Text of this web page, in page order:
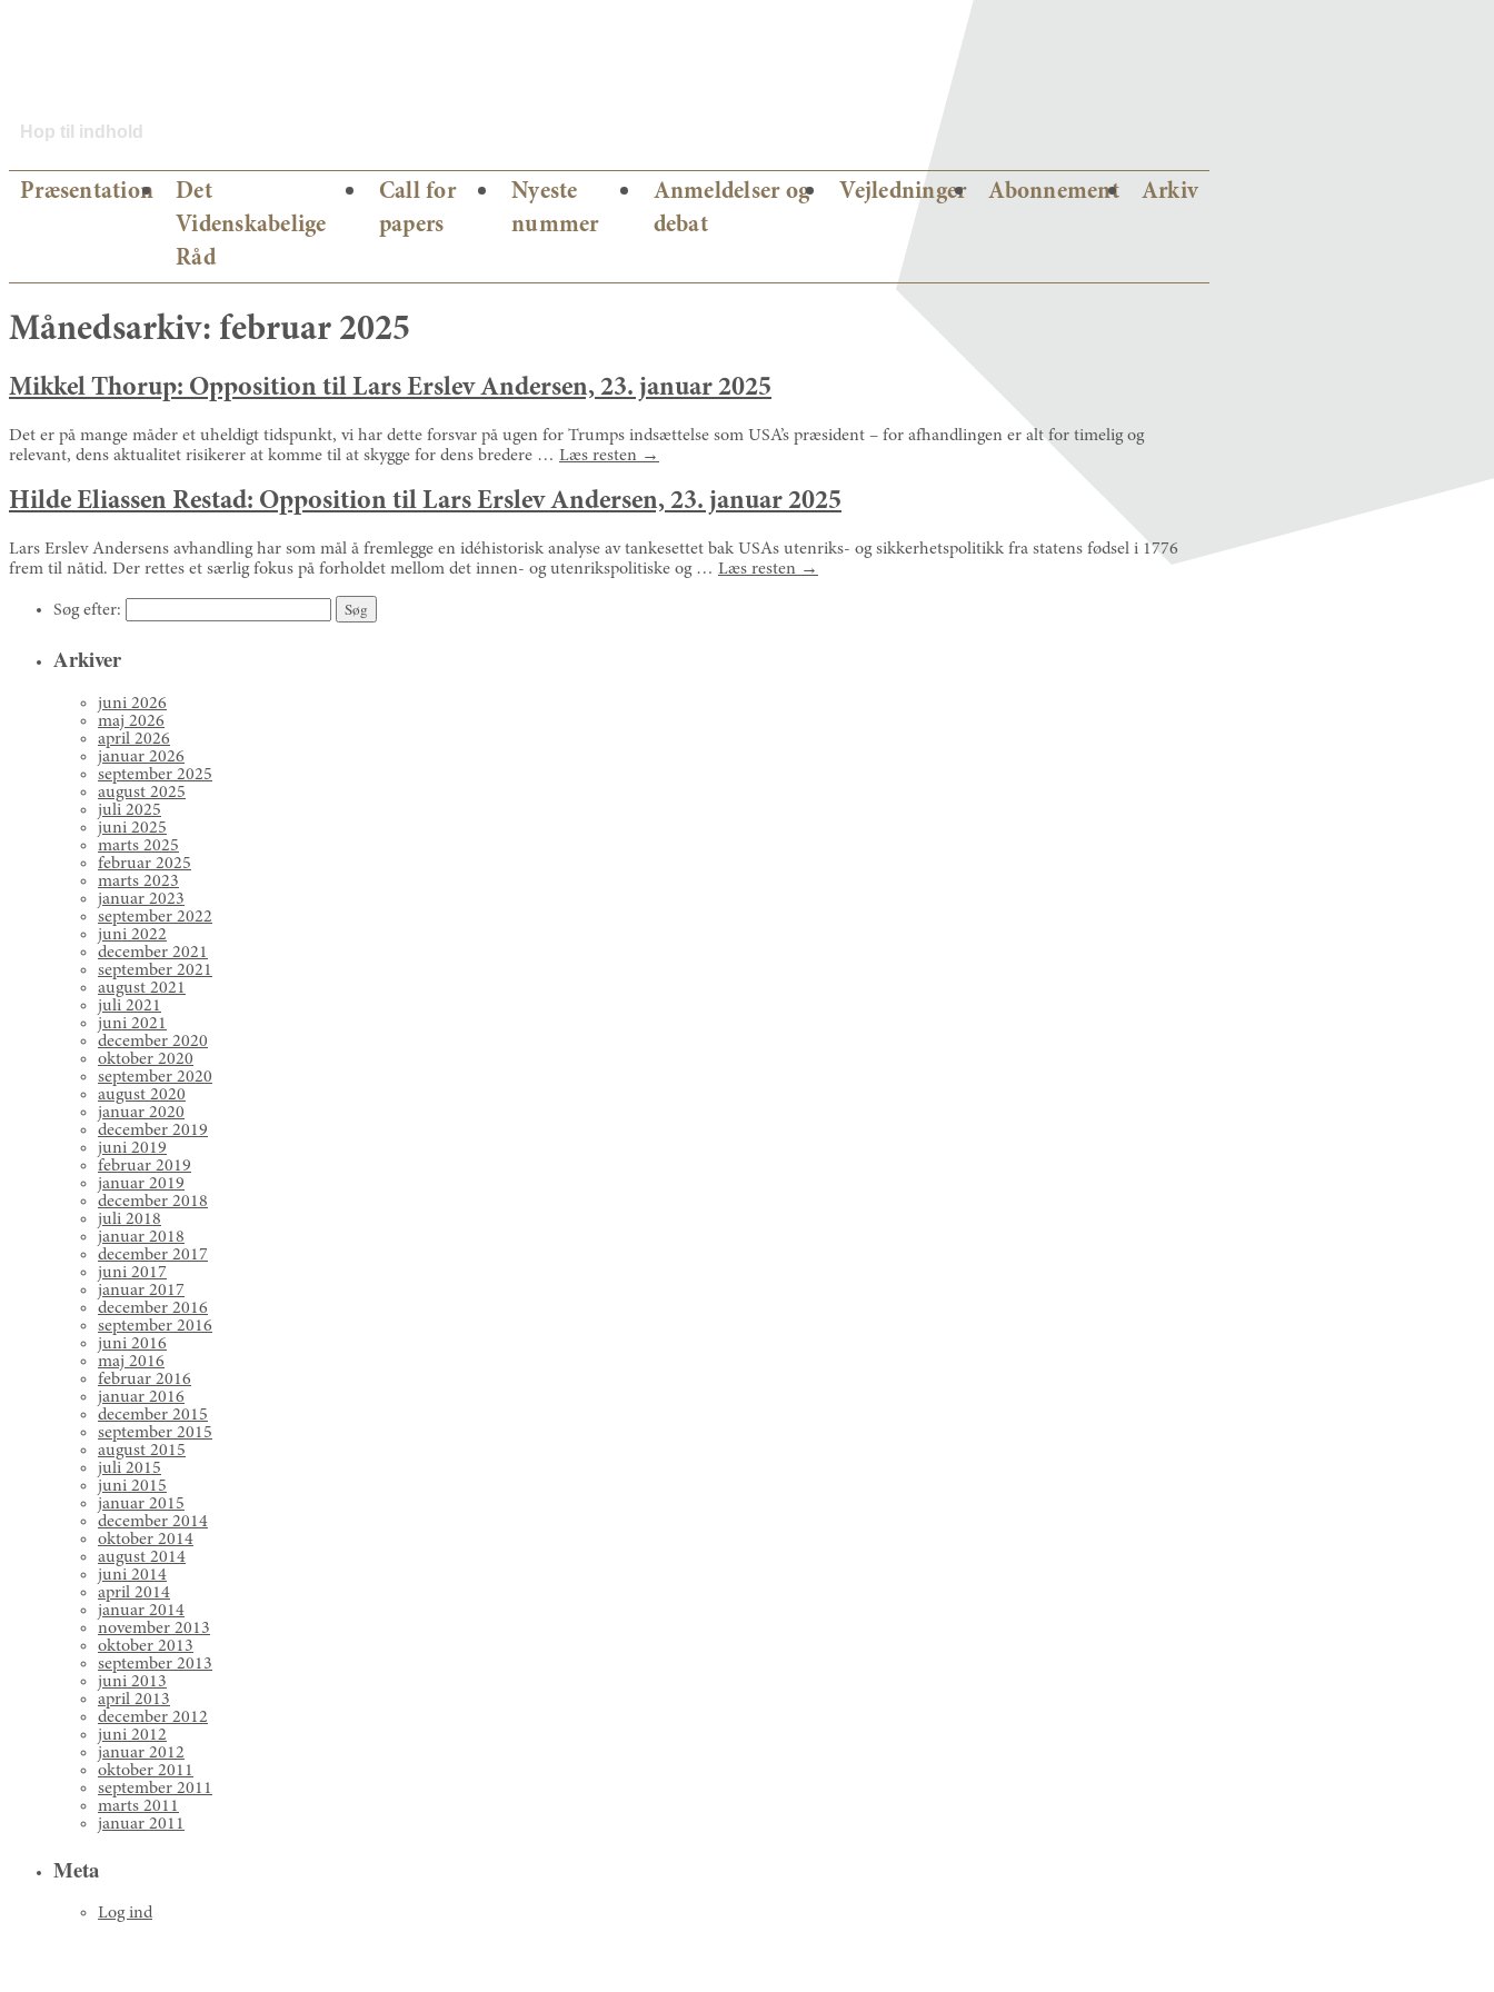
Hop til indhold
Præsentation
Det
Videnskabelige
Råd
Call for
papers
Nyeste
nummer
Anmeldelser og
debat
Vejledninger Abonnement Arkiv
Månedsarkiv: februar 2025
Mikkel Thorup: Opposition til Lars Erslev Andersen, 23. januar 2025
Det er på mange måder et uheldigt tidspunkt, vi har dette forsvar på ugen for Trumps indsættelse som USA’s præsident – for afhandlingen er alt for timelig og
relevant, dens aktualitet risikerer at komme til at skygge for dens bredere … Læs resten →
Hilde Eliassen Restad: Opposition til Lars Erslev Andersen, 23. januar 2025
Lars Erslev Andersens avhandling har som mål å fremlegge en idéhistorisk analyse av tankesettet bak USAs utenriks- og sikkerhetspolitikk fra statens fødsel i 1776
frem til nåtid. Der rettes et særlig fokus på forholdet mellom det innen- og utenrikspolitiske og … Læs resten →
Søg efter:
Arkiver
juni 2026
maj 2026
april 2026
januar 2026
september 2025
august 2025
juli 2025
juni 2025
marts 2025
februar 2025
marts 2023
januar 2023
september 2022
juni 2022
december 2021
september 2021
august 2021
juli 2021
juni 2021
december 2020
oktober 2020
september 2020
august 2020
januar 2020
december 2019
juni 2019
februar 2019
januar 2019
december 2018
juli 2018
januar 2018
december 2017
juni 2017
januar 2017
december 2016
september 2016
juni 2016
maj 2016
februar 2016
januar 2016
december 2015
september 2015
august 2015
juli 2015
juni 2015
januar 2015
december 2014
oktober 2014
august 2014
juni 2014
april 2014
januar 2014
november 2013
oktober 2013
september 2013
juni 2013
april 2013
december 2012
juni 2012
januar 2012
oktober 2011
september 2011
marts 2011
januar 2011
Meta
Log ind